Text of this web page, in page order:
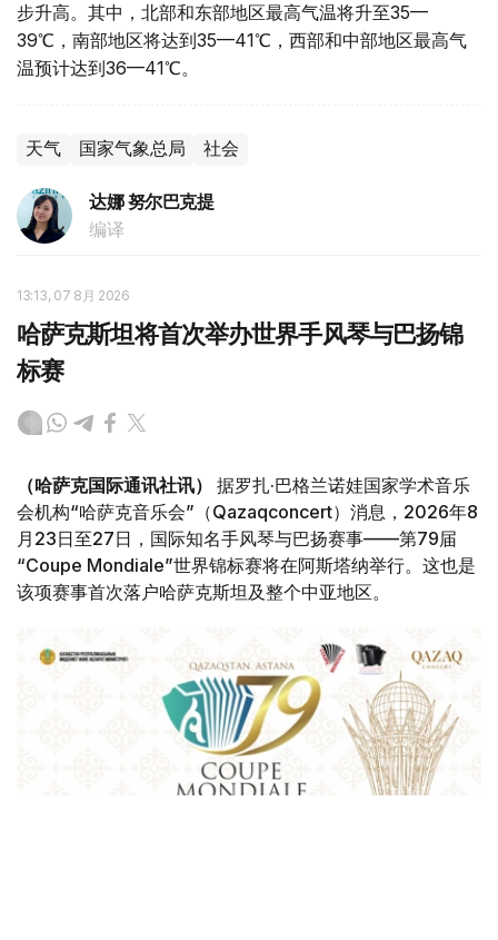
步升高。其中，北部和东部地区最高气温将升至35—
39℃，南部地区将达到35—41℃，西部和中部地区最高气
温预计达到36—41℃。
天气 国家气象总局 社会
达娜 努尔巴克提
编译
13:13, 07 8月 2026
哈萨克斯坦将首次举办世界手风琴与巴扬锦
标赛
（哈萨克国际通讯社讯）
据罗扎·巴格兰诺娃国家学术音乐
会机构“哈萨克音乐会”（Qazaqconcert）消息，2026年8
月23日至27日，国际知名手风琴与巴扬赛事——第79届
“Coupe Mondiale”世界锦标赛将在阿斯塔纳举行。这也是
该项赛事首次落户哈萨克斯坦及整个中亚地区。